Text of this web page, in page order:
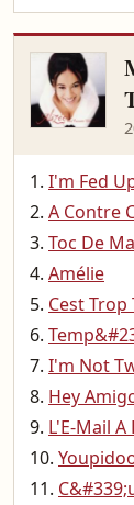
I'm Fed
A Contre
Toc De
Amélie
Cest Trop
I'm Not
Hey
L'E-Mail A